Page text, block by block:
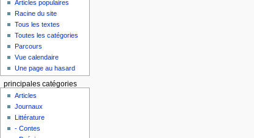
Articles populaires
Racine du site
Tous les textes
Toutes les catégories
Parcours
Vue calendaire
Une page au hasard
principales catégories
Articles
Journaux
Littérature
- Contes